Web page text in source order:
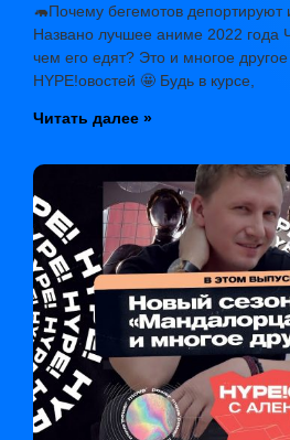
🦛Почему бегемотов депортируют
Названо лучшее аниме 2022 года
чем его едят? Это и многое
HYPE!овостей 🤩 Будь в курсе,
Читать далее »